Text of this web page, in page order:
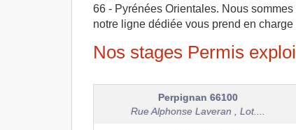
66 - Pyrénées Orientales. Nous
notre ligne dédiée vous prend en
Nos stages Permis
Perpignan 66100
Rue Alphonse Laveran , Lot....